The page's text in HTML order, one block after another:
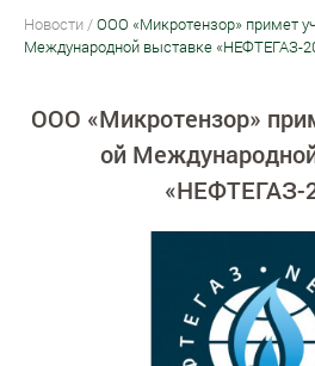
Новости/ООО «Микротензор» примет
Международной выставке «НЕФТЕГАЗ-
ООО «Микротензор»
ой
«НЕФТЕГАЗ-